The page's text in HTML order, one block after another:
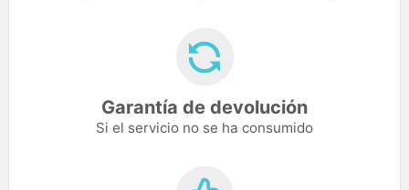
Garantía de devolución
Si el servicio no se ha consumido